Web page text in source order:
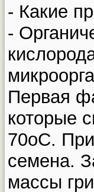
- Какие
-
Первая
которые
70оС.
семена.
массы